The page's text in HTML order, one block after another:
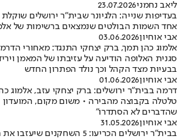
ליאב נחמני23.07.2026
בעדיפות שנייה: הלגיונר שבית"ר ירושלים
אחד השמות הבולטים שנמצאים ברשימות של
אבי אוחיון03.06.2026
אלמוג כהן תמך, ברק יצחקי התנגד: מאחורי
סגנית האלופה הודיעה על עזיבתו של המאמן
בבעיות מצד הקהל וכך נולד הפתרון החדש
אבי אוחיון01.06.2026
דרמה בבית"ר ירושלים: ברק יצחקי עזב, אלמוג
טלטלה בקבוצה מהבירה • משום מקום, המועדון
שהדברים לא הסתדרו"
אבי אוחיון31.05.2026
בבית"ר ירושלים הכריעו: 5 השחקנים שיעזבו את המועדון